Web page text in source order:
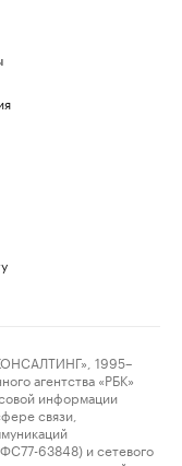
1995–
агентства «РБК»
информации
связи,
63848) и сетевого